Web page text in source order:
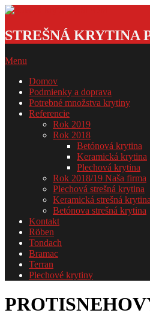
Skip
content
krytina
GSDOM
STREŠNÁ KRYTINA
Primary
Menu
Menu
Domov
Podmienky a doprava
Potrebné množstva krytiny
Referencie
Rok 2019
Rok 2018
Betónová krytina
Keramická krytina
Plechová krytina
Rok 2018/19 Naša firma
Plechová strešná krytina
Keramická strešná krytina
Betónova strešná krytina
Kontakt
Röben
Tondach
Bramac
Terran
Plechové krytiny